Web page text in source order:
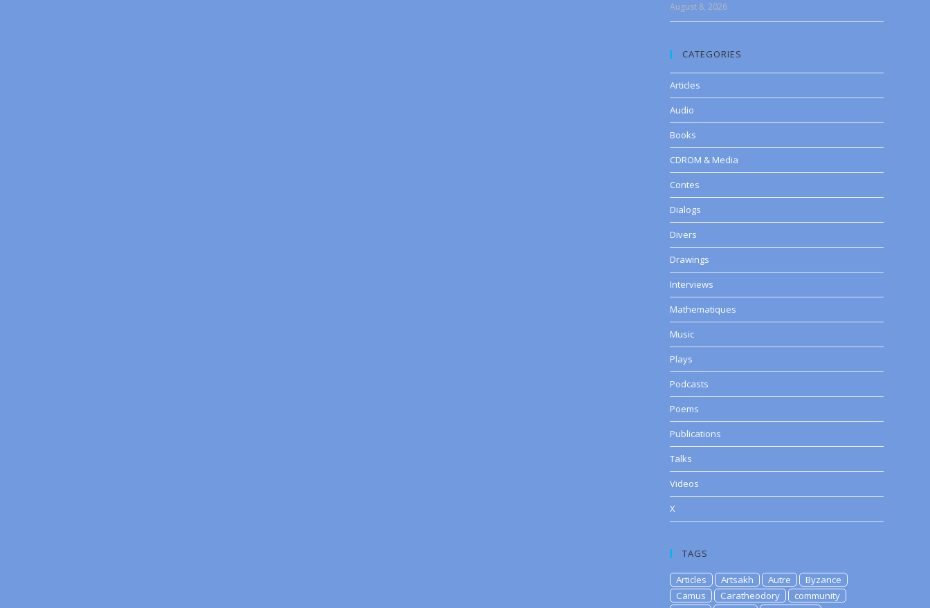
August 8, 2026
CATEGORIES
Articles
Audio
Books
CDROM & Media
Contes
Dialogs
Divers
Drawings
Interviews
Mathematiques
Music
Plays
Podcasts
Poems
Publications
Talks
Videos
X
TAGS
Articles Artsakh Autre
Byzance
Camus
Caratheodory
community